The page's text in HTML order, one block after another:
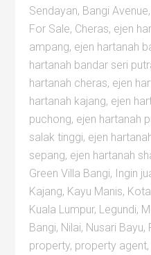
Sendayan, Bangi Avenue,
For Sale, Cheras, ejen
ampang, ejen hartanah
hartanah bandar seri
hartanah cheras, ejen
hartanah kajang, ejen
puchong, ejen hartanah
salak tinggi, ejen
sepang, ejen hartanah
Green Villa Bangi, Ingin
Kajang, Kayu Manis,
Kuala Lumpur, Legundi,
Bangi, Nilai, Nusari Bayu,
property, property agent,